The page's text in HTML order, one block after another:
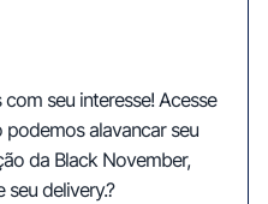
seu interesse! Acesse
alavancar seu
da Black November,
delivery.?